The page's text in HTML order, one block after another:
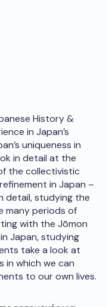
History &
in Japan’s
uniqueness in
in detail at the
the collectivistic
in Japan –
detail, studying the
many periods of
with the Jōmon
Japan, studying
take a look at
in which we can
to our own lives.